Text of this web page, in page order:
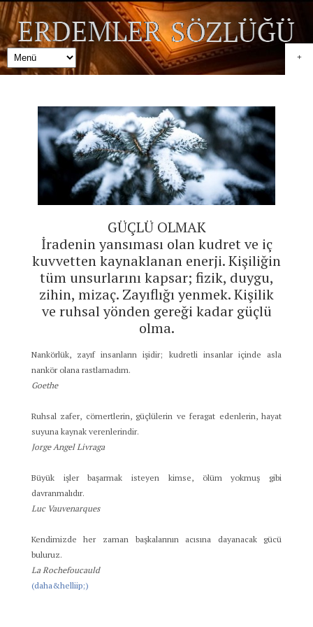
+
GÜÇLÜ OLMAK
İradenin yansıması olan kudret ve iç
kuvvetten kaynaklanan enerji. Kişiliğin
tüm unsurlarını kapsar; fizik, duygu,
zihin, mizaç. Zayıflığı yenmek. Kişilik
ve ruhsal yönden gereği kadar güçlü
olma.
Nankörlük, zayıf insanların işidir; kudretli insanlar içinde asla
nankör olana rastlamadım.
Goethe
Ruhsal zafer, cömertlerin, güçlülerin ve feragat edenlerin, hayat
suyuna kaynak verenlerindir.
Jorge Angel Livraga
Büyük işler başarmak isteyen kimse, ölüm yokmuş gibi
davranmalıdır.
Luc Vauvenarques
Kendimizde her zaman başkalarının acısına dayanacak gücü
buluruz.
La Rochefoucauld
(daha&helliip;)